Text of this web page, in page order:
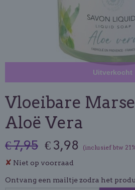
Uitverkocht
Vloeibare
Aloë Vera
€ 7,95 € 3,98 (inclusief btw
✘ Niet op voorraad
Ontvang een mailtje zodra het